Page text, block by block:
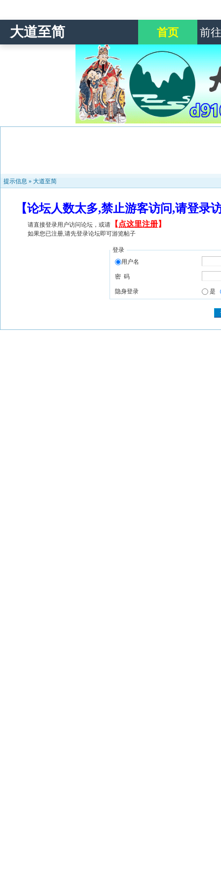
大道至简 首页 前
提示信息 » 大道至简
【论坛人数太多,禁止游客访问,请登
请直接登录用户访问论坛，或请 【 点这里注册】
如果您已注册,请先登录论坛即可游览帖子
登录
用户名
密 码
隐身登录 是